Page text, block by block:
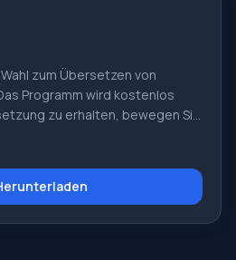
Hyperlink-System
zum Übersetzen von
Programm wird kostenlos
zu erhalten, bewegen Sie
Übersetzung. Sie
jederzeit auf Russisch
Wenn Sie häufig